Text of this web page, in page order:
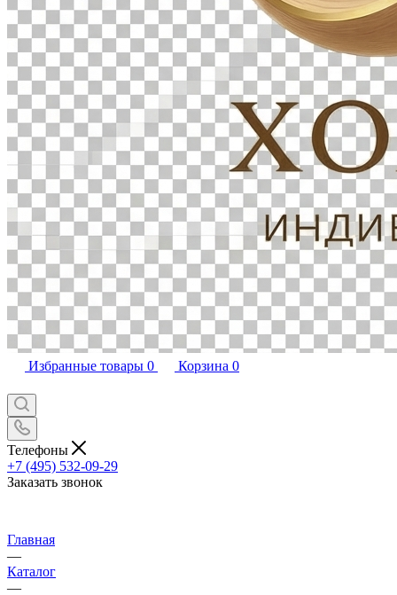
Избранные товары 0 Корзина 0
Телефоны
+7 (495) 532-09-29
Заказать звонок
Главная
—
Каталог
—